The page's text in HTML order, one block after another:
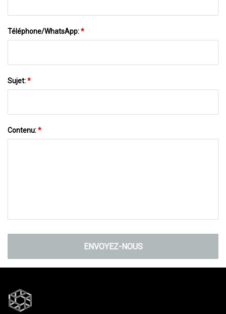
Téléphone/WhatsApp:*
Sujet:*
Contenu:*
ENVOYEZ-NOUS